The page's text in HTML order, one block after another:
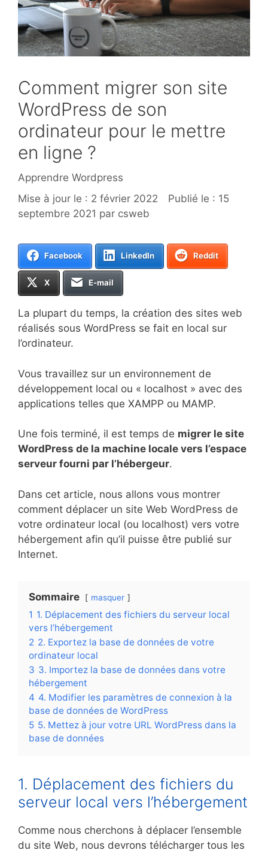
Comment migrer son site
WordPress de son
ordinateur pour le mettre
en ligne ?
Catégories
Apprendre Wordpress
2 février 2022
15
septembre 2021 par csweb
Facebook LinkedIn Reddit
X E-mail
La plupart du temps, la création des sites web
réalisés sous WordPress se fait en local sur
l’ordinateur.
Vous travaillez sur un environnement de
développement local ou « localhost » avec des
applications telles que XAMPP ou MAMP.
Une fois terminé, il est temps de migrer le site
WordPress de la machine locale vers l’espace
serveur fourni par l’hébergeur.
Dans cet article, nous allons vous montrer
comment déplacer un site Web WordPress de
votre ordinateur local (ou localhost) vers votre
hébergement afin qu’il puisse être publié sur
Internet.
Sommaire masquer
1 1. Déplacement des fichiers du serveur local
vers l’hébergement
2 2. Exportez la base de données de votre
ordinateur local
3 3. Importez la base de données dans votre
hébergement
4 4. Modifier les paramètres de connexion à la
base de données de WordPress
5 5. Mettez à jour votre URL WordPress dans la
base de données
1. Déplacement des fichiers du
serveur local vers l’hébergement
Comme nous cherchons à déplacer l’ensemble
du site Web, nous devrons télécharger tous les